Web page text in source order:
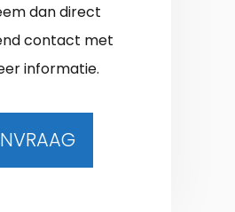
dan direct
contact met
informatie.